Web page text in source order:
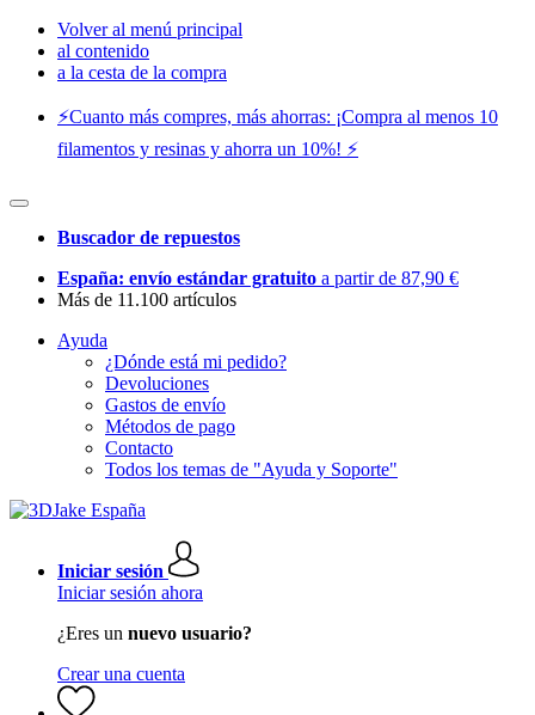
Volver al menú principal
al contenido
a la cesta de la compra
⚡️Cuanto más compres, más ahorras: ¡Compra al menos 10
filamentos y resinas y ahorra un 10%! ⚡️
Buscador de repuestos
España: envío estándar gratuito a partir de 87,90 €
Más de 11.100 artículos
Ayuda
¿Dónde está mi pedido?
Devoluciones
Gastos de envío
Métodos de pago
Contacto
Todos los temas de "Ayuda y Soporte"
Iniciar sesión
Iniciar sesión ahora
¿Eres un nuevo usuario?
Crear una cuenta